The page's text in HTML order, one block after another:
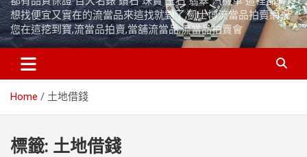
想找便宜又實在的流當品來這找就對了,凱士博流當品拍賣網祝
您在這挖到寶,流當品拍賣,當舖流當品,流當品拍賣會
Home 土地借錢
標籤: 土地借錢